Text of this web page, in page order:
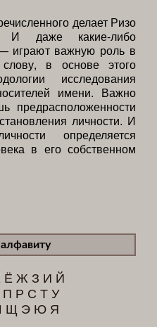
делает Ризо
И даже какие-либо
играют важную роль в
в основе этого
исследования
имени. Важно
предрасположенности
личности. И
определяется
в его собственном
Ё Ж З И Й
П Р С Т У
Щ Э Ю Я